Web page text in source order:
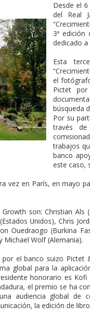
Desde el
del Real
3ª
dedicado
Esta
el
Pictet
búsqueda
Por su
través
trabajos
banco
este caso,
vez en París, en mayo
son: Christian Als
Unidos), Chris
Ouedraogo (Burkina
Michael Wolf (Alemania).
el banco suizo Pictet
global para la
honorario es
el premio se ha
audiencia global
la edición de